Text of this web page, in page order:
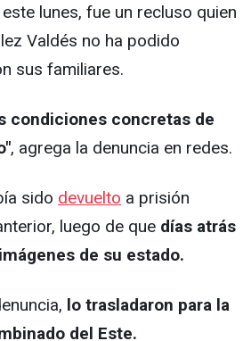
lunes, fue un recluso quien
Valdés no ha podido
sus familiares.
condiciones concretas de
, agrega la denuncia en redes.
sido devuelto a prisión
luego de que días atrás
de su estado.
lo trasladaron para la
del Este.